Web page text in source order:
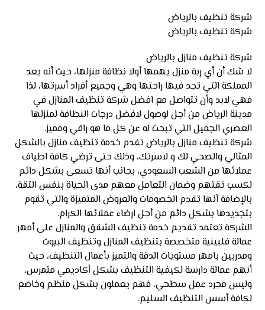
شركة تنظيف بالرياض
شركة تنظيف بالرياض
شركة تنظيف منازل بالرياض
لا شك أن أي ربة منزل يهمها أولا نظافة منزلها، حيث أنه يعد
المملكة التي تجد فيها راحتها وهي وجميع أفراد أسرتها، لذا
فهي لابد وأن تتواصل مع افضل شركة تنظيف المنازل في
مدينة الرياض من أجل لوصول لافضل درجات النظافة لمنزلها
العصري الجميل التي تبحث له عن كل ما هو راقي ومميز.
شركة تنظيف منازل بالرياض تفدم خدمة تنظيف منازل بالشكل
المثالي والصحي لك و لاسرتك، وذلك حتى ترضي كافة اطياف
عملائها من الشعب السعودي، بجانب أنها تسعى بشكل دائم
لكسب ثقتهم وضمان التعامل معهم مدى الحياة بنفس الثقة،
بالإضافة أنها تقدم الخصومات والعروض المتميزة والتي تقوم
بتجديدها بشكل دائم من أجل ارضاء عملائها الكرام.
الشركة تعتمد تقديم خدمة تنظيف الشقق والمنازل على أمهر
عمالة فلبينية متخصصة بتنظيف المنازل وتنظيف البيوت
ومدربين بامهر مستويات الدقة والتميز بأعمال التنظيف، حيث
أنهم عمالة دارسة لكيفية التنظيف بشكل أكاديمي متمرس،
وليس مجرد عمل سطحي، فهم يعملون بشكل منظم وخاضع
لكافة أسس التنظيف السليم.